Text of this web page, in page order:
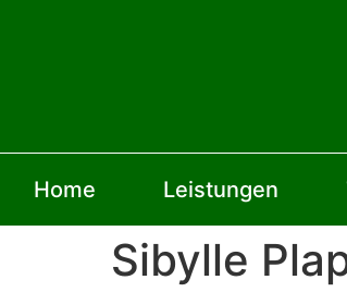
Home Leistungen
Sibylle